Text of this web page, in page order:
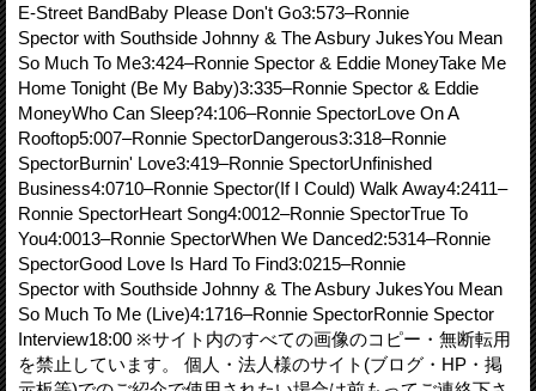
E-Street BandBaby Please Don't Go3:573–Ronnie
Spector with Southside Johnny & The Asbury JukesYou Mean
So Much To Me3:424–Ronnie Spector & Eddie MoneyTake Me
Home Tonight (Be My Baby)3:335–Ronnie Spector & Eddie
MoneyWho Can Sleep?4:106–Ronnie SpectorLove On A
Rooftop5:007–Ronnie SpectorDangerous3:318–Ronnie
SpectorBurnin' Love3:419–Ronnie SpectorUnfinished
Business4:0710–Ronnie Spector(If I Could) Walk Away4:2411–
Ronnie SpectorHeart Song4:0012–Ronnie SpectorTrue To
You4:0013–Ronnie SpectorWhen We Danced2:5314–Ronnie
SpectorGood Love Is Hard To Find3:0215–Ronnie
Spector with Southside Johnny & The Asbury JukesYou Mean
So Much To Me (Live)4:1716–Ronnie SpectorRonnie Spector
Interview18:00 ※サイト内のすべての画像のコピー・無断転用
を禁止しています。 個人・法人様のサイト(ブログ・HP・掲